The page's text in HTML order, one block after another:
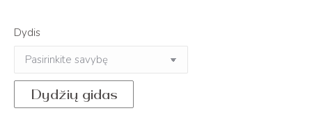
Dydis
Dydžių gidas